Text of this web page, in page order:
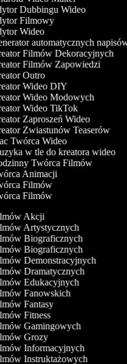
Dubbingu Wideo
Filmowy
Wideo
automatycznych napisów
Filmów Dekoracyjnych
Filmów Zapowiedzi
Outro
Wideo DIY
Wideo Modowych
Wideo TikTok
Zaproszeń Wideo
Zwiastunów Teaserów
Twórca Wideo
w tle do kreatora wideo
Twórca Filmów
Animacji
Filmów
Filmów
Akcji
Artystycznych
Biograficznych
Biograficznych
Demonstracyjnych
Dramatycznych
Edukacyjnych
Fanowskich
Fantasy
Fitness
Gamingowych
Grozy
Informacyjnych
Instruktażowych